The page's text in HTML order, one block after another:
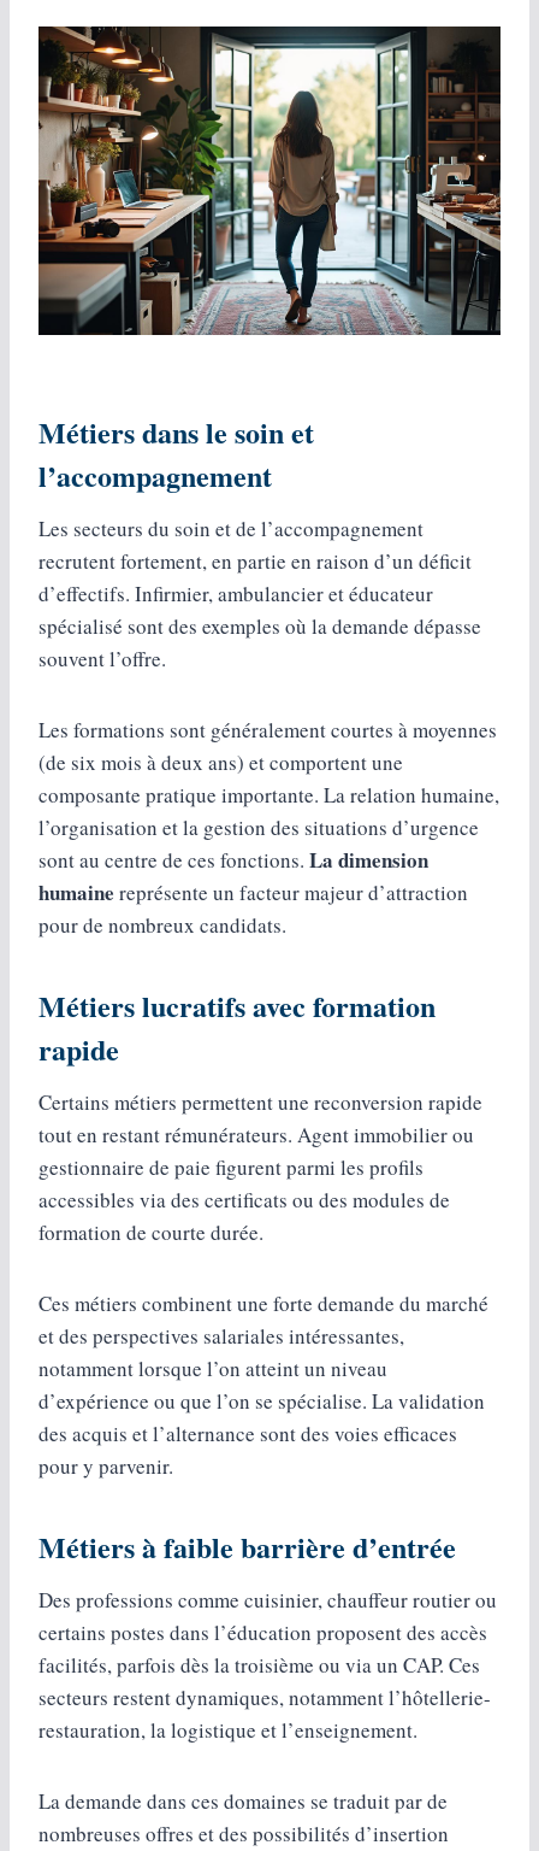
Métiers dans le soin et
l’accompagnement
Les secteurs du soin et de l’accompagnement
recrutent fortement, en partie en raison d’un déficit
d’effectifs. Infirmier, ambulancier et éducateur
spécialisé sont des exemples où la demande dépasse
souvent l’offre.
Les formations sont généralement courtes à moyennes
(de six mois à deux ans) et comportent une
composante pratique importante. La relation humaine,
l’organisation et la gestion des situations d’urgence
sont au centre de ces fonctions. La dimension
humaine représente un facteur majeur d’attraction
pour de nombreux candidats.
Métiers lucratifs avec formation
rapide
Certains métiers permettent une reconversion rapide
tout en restant rémunérateurs. Agent immobilier ou
gestionnaire de paie figurent parmi les profils
accessibles via des certificats ou des modules de
formation de courte durée.
Ces métiers combinent une forte demande du marché
et des perspectives salariales intéressantes,
notamment lorsque l’on atteint un niveau
d’expérience ou que l’on se spécialise. La validation
des acquis et l’alternance sont des voies efficaces
pour y parvenir.
Métiers à faible barrière d’entrée
Des professions comme cuisinier, chauffeur routier ou
certains postes dans l’éducation proposent des accès
facilités, parfois dès la troisième ou via un CAP. Ces
secteurs restent dynamiques, notamment l’hôtellerie-
restauration, la logistique et l’enseignement.
La demande dans ces domaines se traduit par de
nombreuses offres et des possibilités d’insertion